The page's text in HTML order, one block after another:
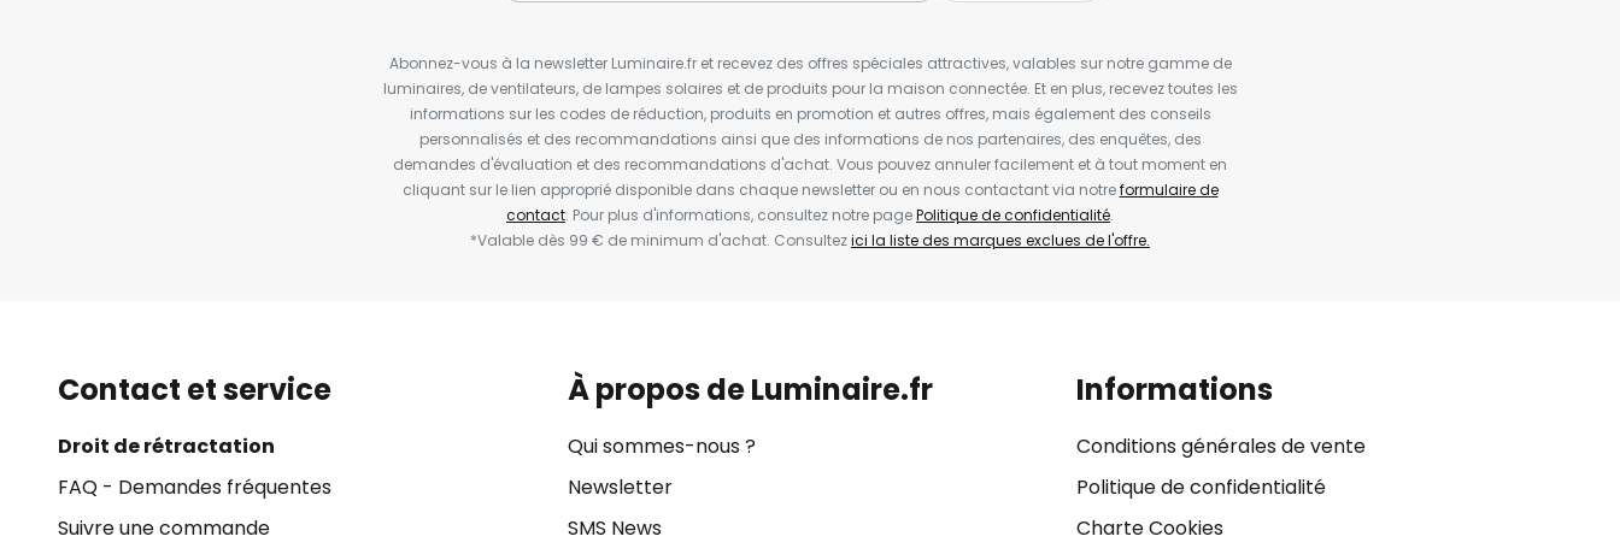
Abonnez-vous à la newsletter Luminaire.fr et recevez des offres spéciales attractives, valables sur notre gamme de
luminaires, de ventilateurs, de lampes solaires et de produits pour la maison connectée. Et en plus, recevez toutes les
informations sur les codes de réduction, produits en promotion et autres offres, mais également des conseils
personnalisés et des recommandations ainsi que des informations de nos partenaires, des enquêtes, des
demandes d'évaluation et des recommandations d'achat. Vous pouvez annuler facilement et à tout moment en
cliquant sur le lien approprié disponible dans chaque newsletter ou en nous contactant via notreformulaire de
contact. Pour plus d'informations, consultez notre pagePolitique de confidentialité.
*Valable dès 99 € de minimum d'achat. Consultezici la liste des marques exclues de l'offre.
Contact et service
Droit de rétractation
FAQ - Demandes fréquentes
Suivre une commande
À propos de Luminaire.fr
Qui sommes-nous ?
Newsletter
SMS News
Informations
Conditions générales de vente
Politique de confidentialité
Charte Cookies